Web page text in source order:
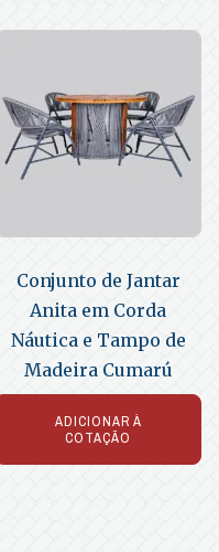
Conjunto de Jantar
Anita em Corda
Náutica e Tampo de
Madeira Cumarú
ADICIONAR À
COTAÇÃO